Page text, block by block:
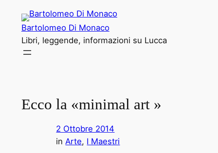
contenuto
Bartolomeo Di Monaco
Libri, leggende, informazioni su Lucca
Ecco la «minimal art »
2 Ottobre 2014
inArte, I Maestri